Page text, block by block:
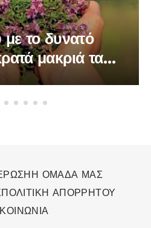
το δυνατό
μακριά τα
Η ΟΜΑΔΑ ΜΑΣ
ΠΟΛΙΤΙΚΗ ΑΠΟΡΡΗΤΟΥ